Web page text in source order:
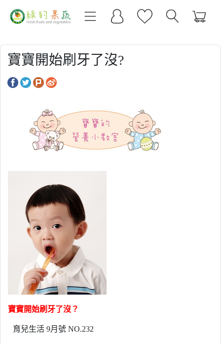
寶寶開始刷牙了沒?
寶寶開始刷牙了沒？
育兒生活 9月號 NO.232